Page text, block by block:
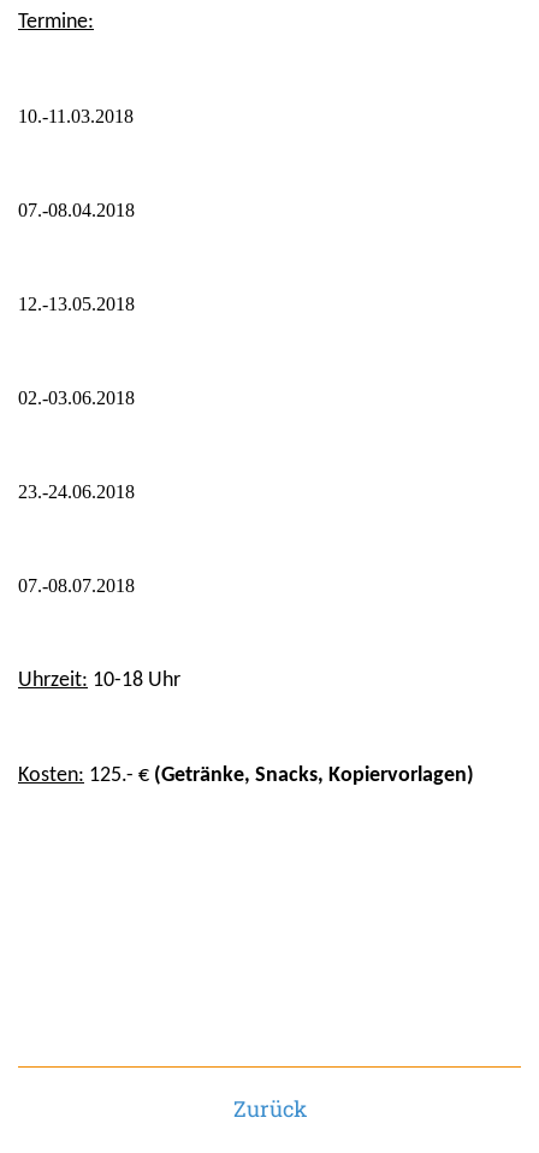
Termine:
10.-11.03.2018
07.-08.04.2018
12.-13.05.2018
02.-03.06.2018
23.-24.06.2018
07.-08.07.2018
Uhrzeit: 10-18 Uhr
Kosten: 125.- € (Getränke, Snacks, Kopiervorlagen)
Zurück